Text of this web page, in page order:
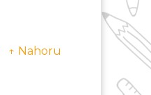
↑ Nahoru